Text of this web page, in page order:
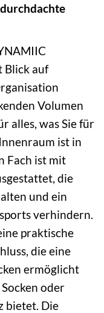
Blick auf
Volumen
alles, was Sie für
ist in
Fach ist mit
die
und ein
verhindern.
praktische
die eine
ermöglicht
oder
bietet. Die